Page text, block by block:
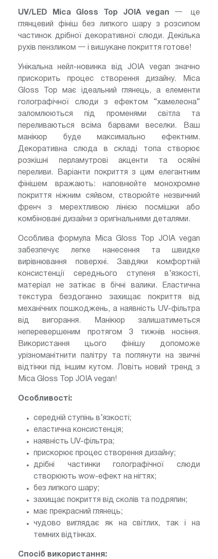
UV/LED Mica Gloss Top JOIA vegan 一 це
глянцевий фініш без липкого шару з розсипом
частинок дрібної декоративної слюди. Декілька
рухів пензликом 一 і вишукане покриття готове!
Унікальна нейл-новинка від JOIA vegan значно
прискорить процес створення дизайну. Mica
Gloss Top має ідеальний глянець, а елементи
голографічної слюди з ефектом “хамелеона”
заломлюються під променями світла та
переливаються всіма барвами веселки. Ваш
манікюр буде максимально ефектним.
Декоративна слюда в складі топа створює
розкішні перламутрові акценти та осяйні
переливи. Варіанти покриття з цим елегантним
фінішем вражають: наповнюйте монохромне
покриття ніжним сяйвом, створюйте незвичний
френч з мерехтливою лінією посмішки або
комбіновані дизайни з оригінальними деталями.
Особлива формула Mica Gloss Top JOIA vegan
забезпечує легке нанесення та швидке
вирівнювання поверхні. Завдяки комфортній
консистенції середнього ступеня в’язкості,
матеріал не затікає в бічні валики. Еластична
текстура бездоганно захищає покриття від
механічних пошкоджень, а наявність UV-фільтра
від вигорання. Манікюр залишатиметься
неперевершеним протягом 3 тижнів носіння.
Використання цього фінішу допоможе
урізноманітнити палітру та поглянути на звичні
відтінки під іншим кутом. Ловіть новий тренд з
Mica Gloss Top JOIA vegan!
Особливості:
середній ступінь в’язкості;
еластична консистенція;
наявність UV-фільтра;
прискорює процес створення дизайну;
дрібні частинки голографічної слюди
створюють wow-ефект на нігтях;
без липкого шару;
захищає покриття від сколів та подряпин;
має прекрасний глянець;
чудово виглядає як на світлих, так і на
темних відтінках.
Спосіб використання: